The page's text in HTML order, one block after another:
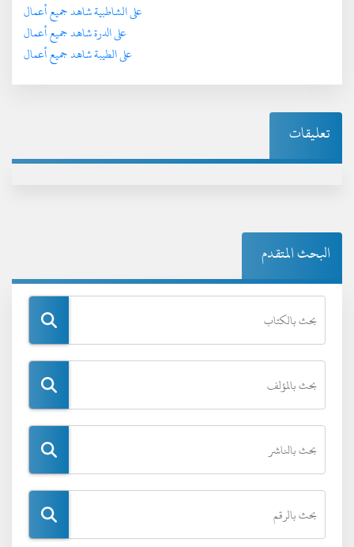
على الشاطبية شاهد جميع أعمال
على الدرة شاهد جميع أعمال
على الطيبة شاهد جميع أعمال
تعليقات
البحث المتقدم